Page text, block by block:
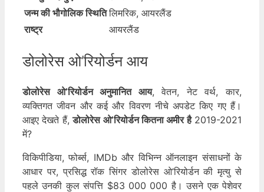
जन्म की भौगोलिक स्थिति लिमरिक, आयरलैंड
राष्ट्र
आयरलैंड
डोलोरेस ओ’रियोर्डन आय
डोलोरेस ओ’रियोर्डन अनुमानित आय, वेतन, नेट वर्थ, कार,
व्यक्तिगत जीवन और कई और विवरण नीचे अपडेट किए गए हैं।
आइए देखते हैं,डोलोरेस ओ’रियोर्डन कितना अमीर है2019-2021
में?
विकिपीडिया, फोर्ब्स, IMDb और विभिन्न ऑनलाइन संसाधनों के
आधार पर, प्रसिद्ध रॉक सिंगर डोलोरेस ओ’रियोर्डन की मृत्यु से
पहले उनकी कुल संपत्ति $83 000 000 है। उसने एक पेशेवर